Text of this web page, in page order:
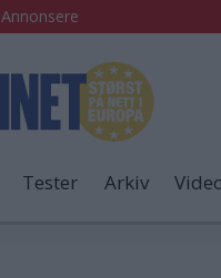
Annonsere
Tester Arkiv